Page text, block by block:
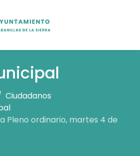
Ciudadanos
Pleno ordinario, martes 4 de